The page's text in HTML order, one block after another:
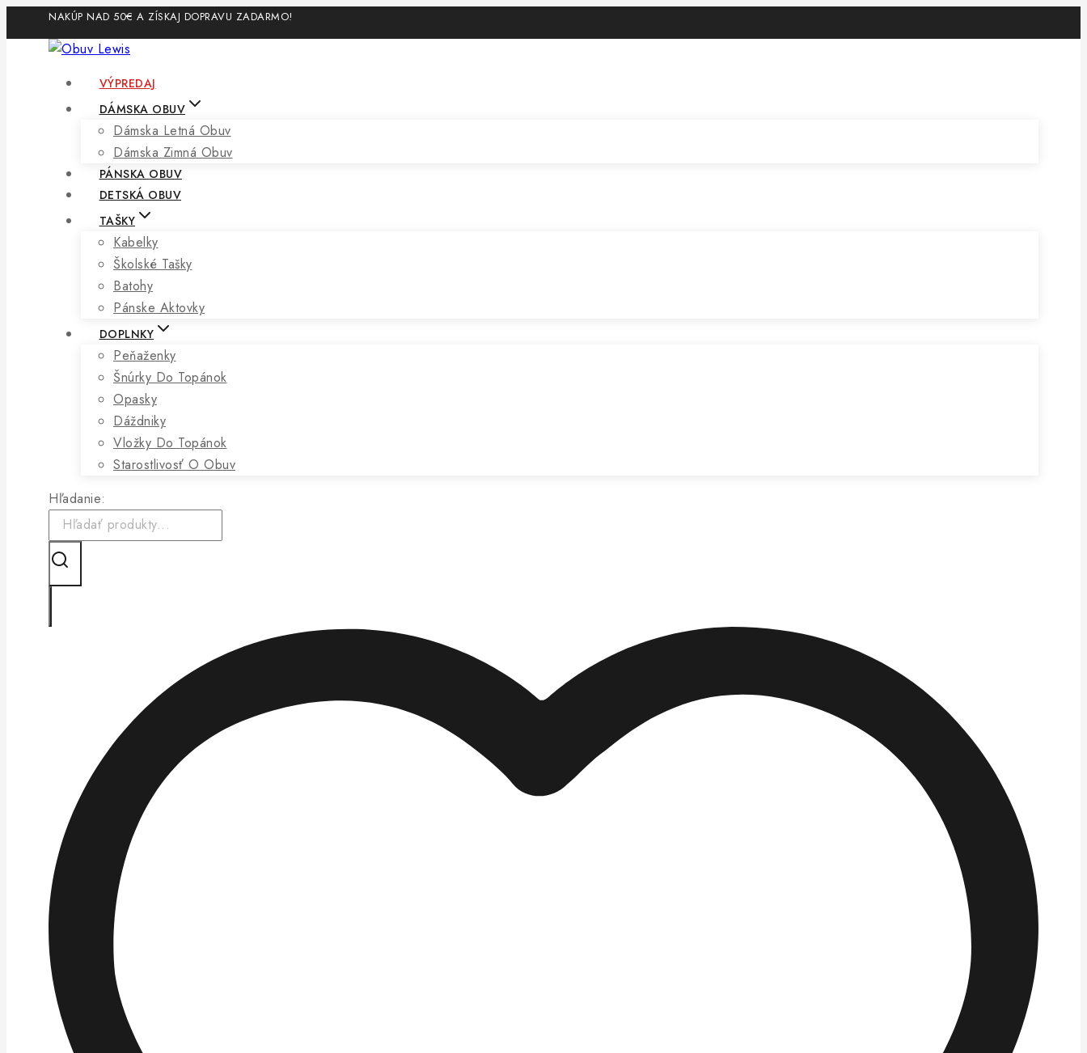
to
content
NAKÚP NAD 50€ A ZÍSKAJ DOPRAVU ZADARMO!
VÝPREDAJ
DÁMSKA OBUV
Dámska Letná Obuv
Dámska Zimná Obuv
PÁNSKA OBUV
DETSKÁ OBUV
TAŠKY
Kabelky
Školské Tašky
Batohy
Pánske Aktovky
DOPLNKY
Peňaženky
Šnúrky Do Topánok
Opasky
Dáždniky
Vložky Do Topánok
Starostlivosť O Obuv
Hľadanie: